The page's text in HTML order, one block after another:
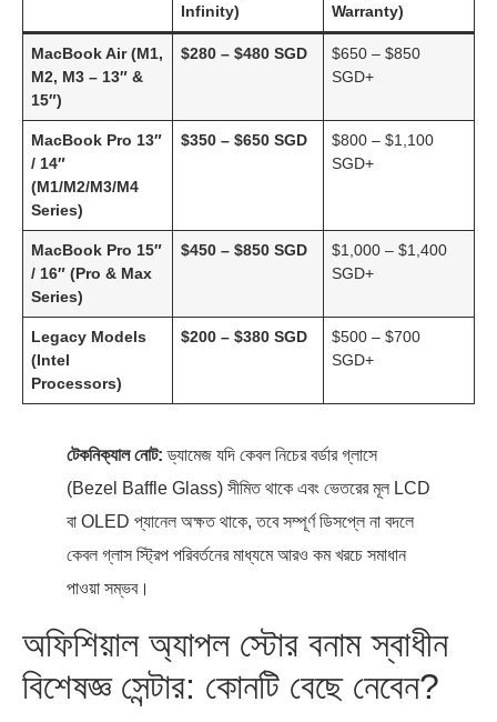
Infinity)
Warranty)
MacBook Air (M1,
M2, M3 – 13″ &
15″)
$280 – $480 SGD
$650 – $850
SGD+
MacBook Pro 13″
/ 14″
(M1/M2/M3/M4
Series)
$350 – $650 SGD
$800 – $1,100
SGD+
MacBook Pro 15″
/ 16″ (Pro & Max
Series)
$450 – $850 SGD
$1,000 – $1,400
SGD+
Legacy Models
(Intel
Processors)
$200 – $380 SGD
$500 – $700
SGD+
টেকনিক্যাল নোট: ড্যামেজ যদি কেবল নিচের বর্ডার গ্লাসে
(Bezel Baffle Glass) সীমিত থাকে এবং ভেতরের মূল LCD
বা OLED প্যানেল অক্ষত থাকে, তবে সম্পূর্ণ ডিসপ্লে না বদলে
কেবল গ্লাস স্ট্রিপ পরিবর্তনের মাধ্যমে আরও কম খরচে সমাধান
পাওয়া সম্ভব।
অফিশিয়াল অ্যাপল স্টোর বনাম স্বাধীন
বিশেষজ্ঞ সেন্টার: কোনটি বেছে নেবেন?